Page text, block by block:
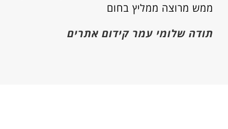
ממש מרוצה ממליץ בחום
תודה שלומי עמר קידום אתרים